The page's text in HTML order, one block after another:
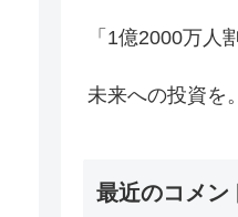
「1億2000万人
未来への投資を。
最近のコメン